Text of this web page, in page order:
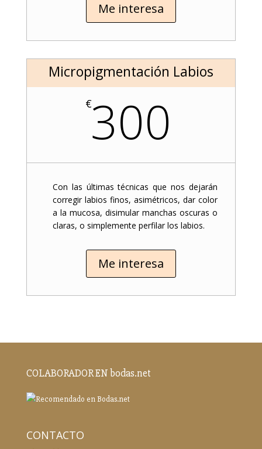
Me interesa
Micropigmentación Labios
€300
Con las últimas técnicas que nos dejarán
corregir labios finos, asimétricos, dar color
a la mucosa, disimular manchas oscuras o
claras, o simplemente perfilar los labios.
Me interesa
COLABORADOR EN bodas.net
CONTACTO